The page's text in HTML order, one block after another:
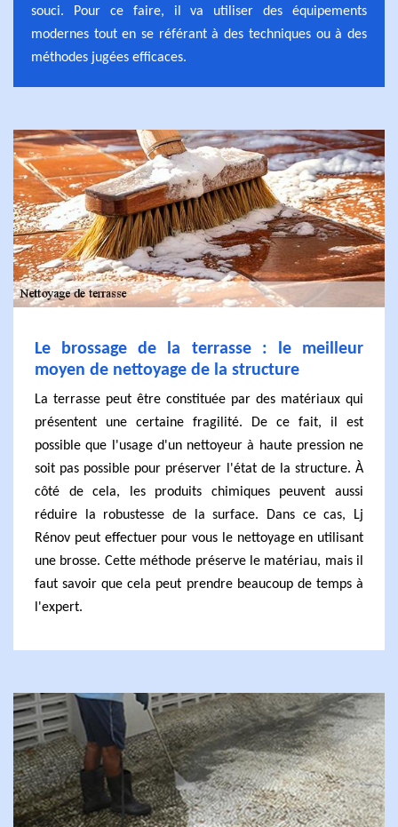
souci. Pour ce faire, il va utiliser des équipements
modernes tout en se référant à des techniques ou à des
méthodes jugées efficaces.
Le brossage de la terrasse : le meilleur
moyen de nettoyage de la structure
La terrasse peut être constituée par des matériaux qui
présentent une certaine fragilité. De ce fait, il est
possible que l'usage d'un nettoyeur à haute pression ne
soit pas possible pour préserver l'état de la structure. À
côté de cela, les produits chimiques peuvent aussi
réduire la robustesse de la surface. Dans ce cas, Lj
Rénov peut effectuer pour vous le nettoyage en utilisant
une brosse. Cette méthode préserve le matériau, mais il
faut savoir que cela peut prendre beaucoup de temps à
l'expert.